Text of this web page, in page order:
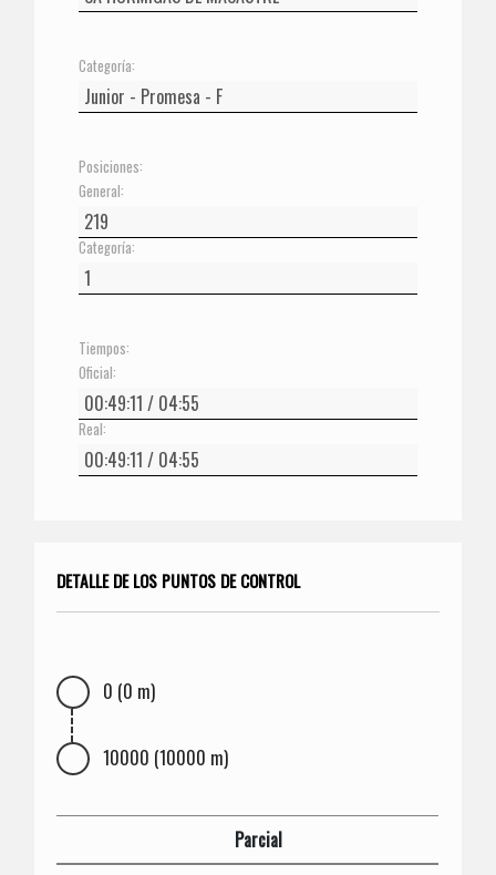
Categoría:
Posiciones:
General:
Categoría:
Tiempos:
Oficial:
Real:
DETALLE DE LOS PUNTOS DE CONTROL
0 (0 m)
10000 (10000 m)
Parcial